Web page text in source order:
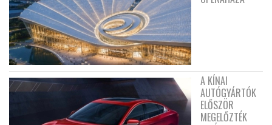
A KÍNAI
AUTÓGYÁRTÓK
ELŐSZÖR
MEGELŐZTÉK